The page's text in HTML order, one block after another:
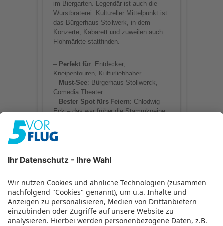
im Biergarten. Legendär ist auch die
Wurstbraterei. Kultureller Mittelpunkt ist
das Bürgerhaus Stollwerk, in dem
Konzerte, Kabarett und zuweilen auch
Flohmärkte stattfinden.
– Perfekt für: Entdecker,
Kneipentouren, Kulturliebhaber
– Must-See: Bürgerhaus Stollwerck,
Comedia Theater
– Bester Spot fürs Feiern: Chlodwig
Eck – das war früher die Stammkneipe
Noch heute wird hier jeden Abend
ordentlich gefeiert
Friedenspark und Rheinufer
traditionellen Brauhäuser in der Altstadt
„angestaubt“ vorkommen
–Bestes Café : Ernst Kaffeeröster,
Kaffeerösterei